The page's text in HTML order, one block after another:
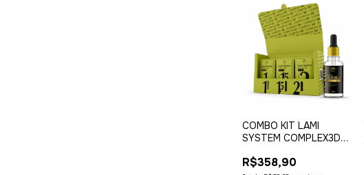
COMBO KIT LAMI
SYSTEM COMPLEX3D
R$358,90